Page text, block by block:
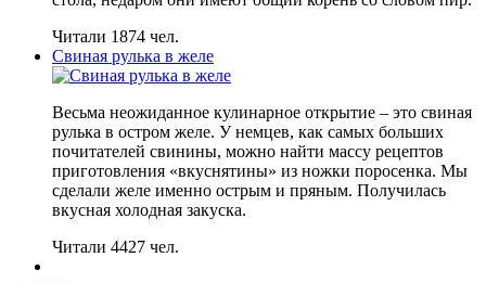
Читали 1874 чел.
Свиная рулька в желе
Весьма неожиданное кулинарное открытие – это свиная
рулька в остром желе. У немцев, как самых больших
почитателей свинины, можно найти массу рецептов
приготовления «вкуснятины» из ножки поросенка. Мы
сделали желе именно острым и пряным. Получилась
вкусная холодная закуска.
Читали 4427 чел.